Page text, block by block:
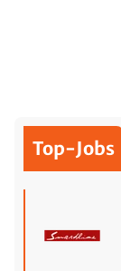
Top-Jobs